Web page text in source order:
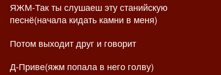
ЯЖМ-Так ты слушаеш эту станийскую
песнё(начала кидать камни в меня)
Потом выходит друг и говорит
Д-Приве(яжм попала в него голву)